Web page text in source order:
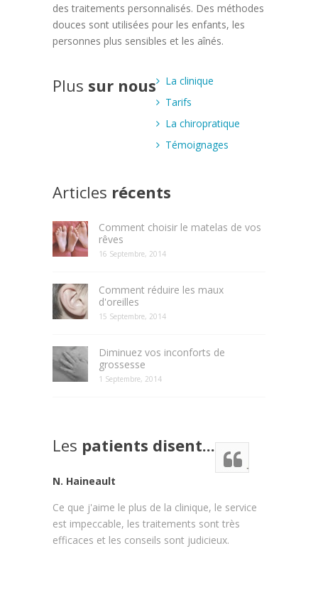
des traitements personnalisés. Des méthodes
douces sont utilisées pour les enfants, les
personnes plus sensibles et les aînés.
Plus sur nous
La clinique
Tarifs
La chiropratique
Témoignages
Articles récents
Comment choisir le matelas de vos
rêves
16 Septembre, 2014
Comment réduire les maux
d'oreilles
15 Septembre, 2014
Diminuez vos inconforts de
grossesse
1 Septembre, 2014
Les patients disent...
N. Haineault
Ce que j'aime le plus de la clinique, le service
est impeccable, les traitements sont très
efficaces et les conseils sont judicieux.